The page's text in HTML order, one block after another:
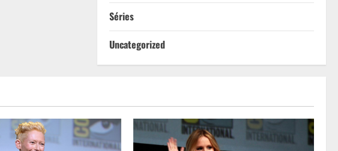
Séries
Uncategorized